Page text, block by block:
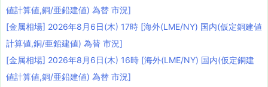
値計算値,銅/亜鉛建値) 為替 市況]
[金属相場] 2026年8月6日(木) 17時 [海外(LME/NY) 国内(仮定銅建値
計算値,銅/亜鉛建値) 為替 市況]
[金属相場] 2026年8月6日(木) 16時 [海外(LME/NY) 国内(仮定銅建
値計算値,銅/亜鉛建値) 為替 市況]